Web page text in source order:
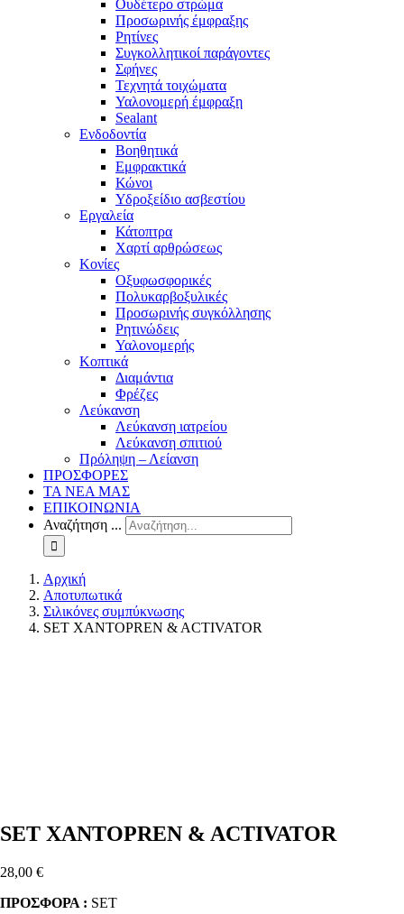
Ουδέτερο στρώμα
Προσωρινής έμφραξης
Ρητίνες
Συγκολλητικοί παράγοντες
Σφήνες
Τεχνητά τοιχώματα
Υαλονομερή έμφραξη
Sealant
Ενδοδοντία
Βοηθητικά
Εμφρακτικά
Κώνοι
Υδροξείδιο ασβεστίου
Εργαλεία
Κάτοπτρα
Χαρτί αρθρώσεως
Κονίες
Οξυφωσφορικές
Πολυκαρβοξυλικές
Προσωρινής συγκόλλησης
Ρητινώδεις
Υαλονομερής
Κοπτικά
Διαμάντια
Φρέζες
Λεύκανση
Λεύκανση ιατρείου
Λεύκανση σπιτιού
Πρόληψη – Λείανση
ΠΡΟΣΦΟΡΕΣ
ΤΑ ΝΕΑ ΜΑΣ
ΕΠΙΚΟΙΝΩΝΙΑ
Αναζήτηση ...
Αρχική
Αποτυπωτικά
Σιλικόνες συμπύκνωσης
SET XANTOPREN & ACTIVATOR
SET XANTOPREN & ACTIVATOR
28,00 €
ΠΡΟΣΦΟΡΑ : SET